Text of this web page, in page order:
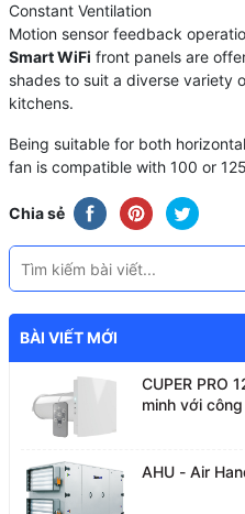
Constant Ventilation
Motion sensor feedback
Smart WiFi front panels are
shades to suit a diverse variety
kitchens.
Being suitable for both
fan is compatible with 100 or
Chia sẻ
BÀI VIẾT MỚI
CUPER PRO
minh với
AHU - Air